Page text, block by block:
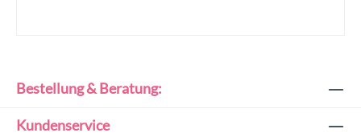
Bestellung & Beratung:
Kundenservice